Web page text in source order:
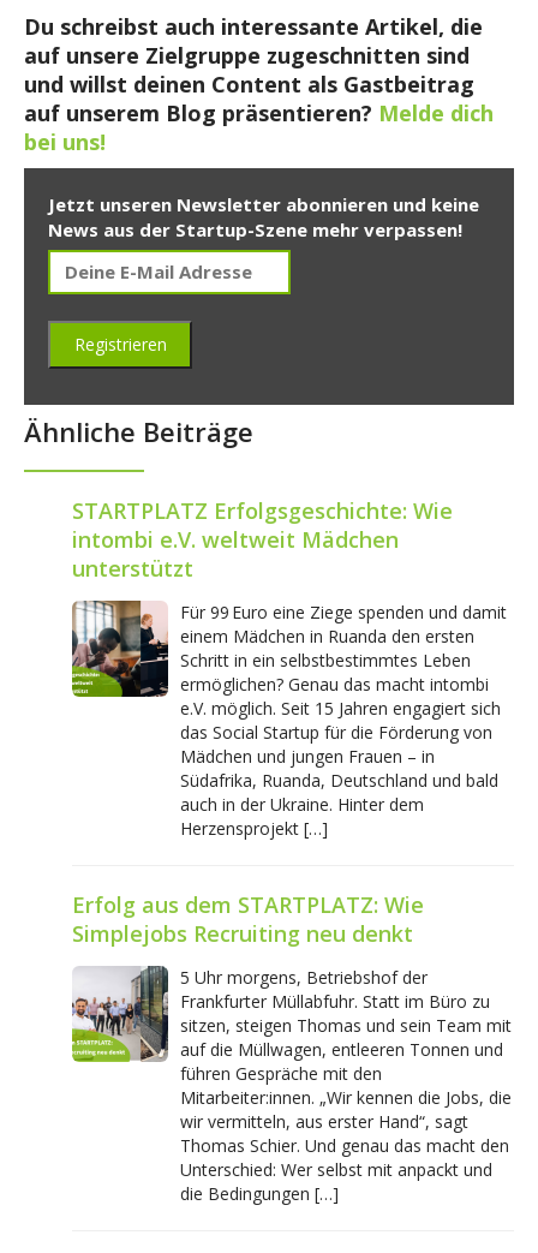
Du schreibst auch interessante Artikel, die
auf unsere Zielgruppe zugeschnitten sind
und willst deinen Content als Gastbeitrag
auf unserem Blog präsentieren? Melde dich
bei uns!
Jetzt unseren Newsletter abonnieren und keine
News aus der Startup-Szene mehr verpassen!
Ähnliche Beiträge
STARTPLATZ Erfolgsgeschichte: Wie
intombi e.V. weltweit Mädchen
unterstützt
Für 99 Euro eine Ziege spenden und damit
einem Mädchen in Ruanda den ersten
Schritt in ein selbstbestimmtes Leben
ermöglichen? Genau das macht intombi
e.V. möglich. Seit 15 Jahren engagiert sich
das Social Startup für die Förderung von
Mädchen und jungen Frauen – in
Südafrika, Ruanda, Deutschland und bald
auch in der Ukraine. Hinter dem
Herzensprojekt […]
Erfolg aus dem STARTPLATZ: Wie
Simplejobs Recruiting neu denkt
5 Uhr morgens, Betriebshof der
Frankfurter Müllabfuhr. Statt im Büro zu
sitzen, steigen Thomas und sein Team mit
auf die Müllwagen, entleeren Tonnen und
führen Gespräche mit den
Mitarbeiter:innen. „Wir kennen die Jobs, die
wir vermitteln, aus erster Hand“, sagt
Thomas Schier. Und genau das macht den
Unterschied: Wer selbst mit anpackt und
die Bedingungen […]